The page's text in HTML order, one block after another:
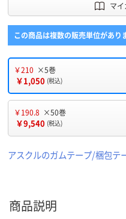
マ
この商品は複数の販売単位があり
￥210 ×5巻
￥1,050 (税込)
￥190.8 ×50巻
￥9,540 (税込)
アスクルのガムテープ/梱包テ
商品説明